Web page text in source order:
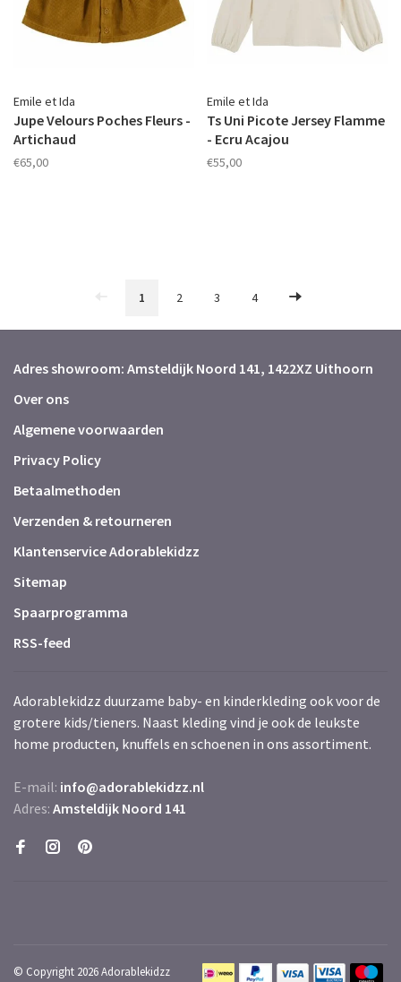
Emile et Ida
Jupe Velours Poches Fleurs -
Artichaud
€65,00
Emile et Ida
Ts Uni Picote Jersey Flamme
- Ecru Acajou
€55,00
1 2 3 4
Adres showroom: Amsteldijk Noord 141, 1422XZ Uithoorn
Over ons
Algemene voorwaarden
Privacy Policy
Betaalmethoden
Verzenden & retourneren
Klantenservice Adorablekidzz
Sitemap
Spaarprogramma
RSS-feed
Adorablekidzz duurzame baby- en kinderkleding ook voor de
grotere kids/tieners. Naast kleding vind je ook de leukste
home producten, knuffels en schoenen in ons assortiment.
E-mail: info@adorablekidzz.nl
Adres: Amsteldijk Noord 141
© Copyright 2026 Adorablekidzz